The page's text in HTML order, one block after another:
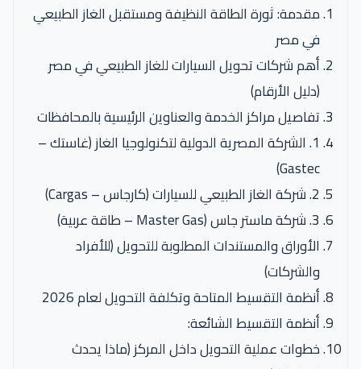
مقدمة: ثورة الطاقة النظيفة ومستقبل الغاز الطبيعي
في مصر
أهم شركات تحويل السيارات للغاز الطبيعي في مصر
(دليل الأرقام)
تفاصيل مراكز الخدمة والعناوين الرئيسية بالمحافظات
1. الشركة المصرية الدولية لتكنولوجيا الغاز (غاستك –
Gastec)
2. شركة الغاز الطبيعي للسيارات (كارجاس – Cargas)
3. شركة ماستر جاس (Master Gas – طاقة عربية)
الأوراق والمستندات المطلوبة للتحويل (للأفراد
والشركات)
أنظمة التقسيط المتاحة وتكلفة التحويل لعام 2026
أنظمة التقسيط الشائعة:
خطوات عملية التحويل داخل المركز (ماذا يحدث